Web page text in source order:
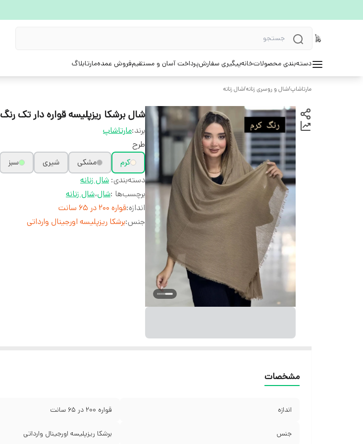
دسته‌بندی محصولاتخانهپیگیری سفارشپرداخت آسان و مستقیمفروش عمدهمارتابلاگ
مارتاشاپ/شال و روسری زنانه/شال زنانه
شال برشکا ریزپلیسه قواره دار تک رنگ
برند:مارتاشاپ
طرح
کرم
مشکی شیری
سبز
دسته‌بندی: شال زنانه
برچسب‌ها :شال،شال زنانه
اندازه:قواره 200 در 65 سانت
جنس:برشکا ریزپلیسه اورجینال وارداتی
مشخصات
اندازه قواره 200 در 65 سانت
جنس برشکا ریزپلیسه اورجینال وارداتی